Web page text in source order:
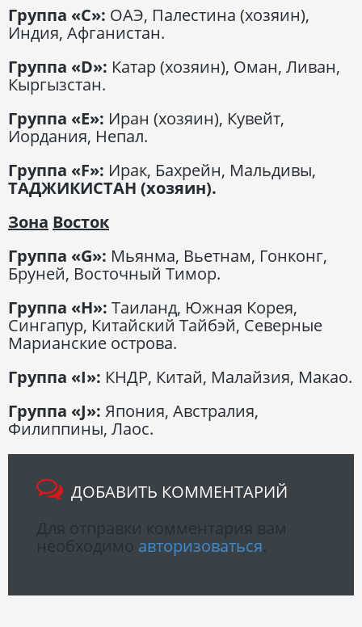
Группа «С»: ОАЭ, Палестина (хозяин),
Индия, Афганистан.
Группа «D»: Катар (хозяин), Оман, Ливан,
Кыргызстан.
Группа «E»: Иран (хозяин), Кувейт,
Иордания, Непал.
Группа «F»: Ирак, Бахрейн, Мальдивы,
ТАДЖИКИСТАН (хозяин).
Зона Восток
Группа «G»: Мьянма, Вьетнам, Гонконг,
Бруней, Восточный Тимор.
Группа «H»: Таиланд, Южная Корея,
Сингапур, Китайский Тайбэй, Северные
Марианские острова.
Группа «I»: КНДР, Китай, Малайзия, Макао.
Группа «J»: Япония, Австралия,
Филиппины, Лаос.
ДОБАВИТЬ КОММЕНТАРИЙ
авторизоваться